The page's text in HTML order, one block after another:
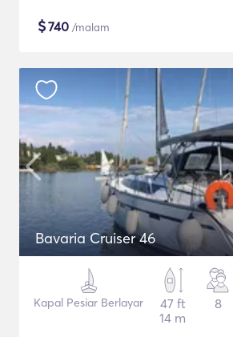
$740 /malam
Bavaria Cruiser 46
Kapal Pesiar Berlayar
47 ft
14 m
8